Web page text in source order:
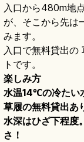
入口から480m地
が、そこから先は
みます。
入口で無料貸出の
トです。
楽しみ方
水温14℃の冷たい
草履の無料貸出あ
水深はひざ下程度
さ！